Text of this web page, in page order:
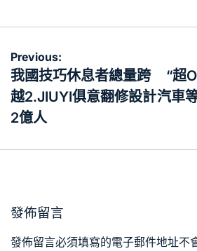
文
章
導
覽
Previous:
我國技巧休息者總量跨
越2.JIUYI俱意翻修設計
2億人
“超
汽車
發佈留言
發佈留言必須填寫的電子郵件地址不